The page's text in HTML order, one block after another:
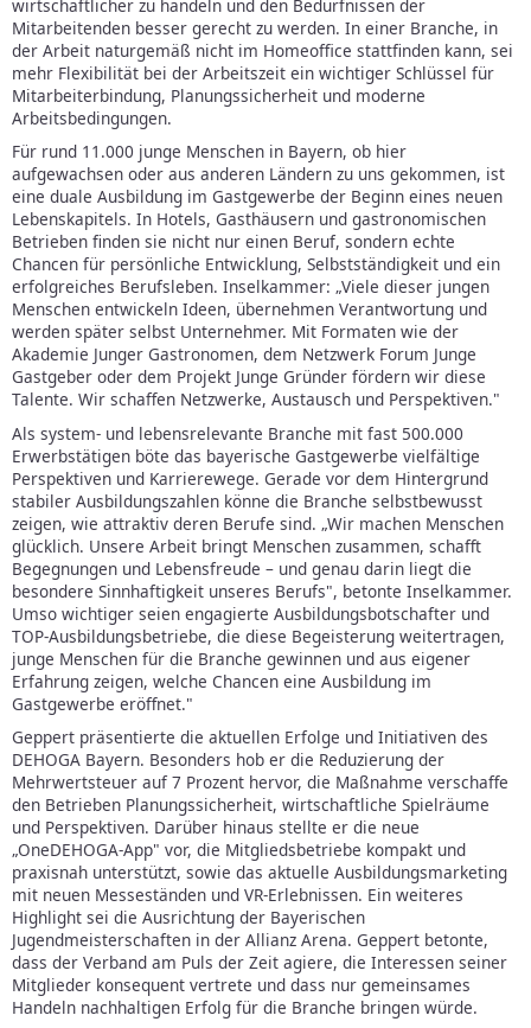
wirtschaftlicher zu handeln und den Bedürfnissen der
Mitarbeitenden besser gerecht zu werden. In einer Branche, in
der Arbeit naturgemäß nicht im Homeoffice stattfinden kann, sei
mehr Flexibilität bei der Arbeitszeit ein wichtiger Schlüssel für
Mitarbeiterbindung, Planungssicherheit und moderne
Arbeitsbedingungen.
Für rund 11.000 junge Menschen in Bayern, ob hier
aufgewachsen oder aus anderen Ländern zu uns gekommen, ist
eine duale Ausbildung im Gastgewerbe der Beginn eines neuen
Lebenskapitels. In Hotels, Gasthäusern und gastronomischen
Betrieben finden sie nicht nur einen Beruf, sondern echte
Chancen für persönliche Entwicklung, Selbstständigkeit und ein
erfolgreiches Berufsleben. Inselkammer: „Viele dieser jungen
Menschen entwickeln Ideen, übernehmen Verantwortung und
werden später selbst Unternehmer. Mit Formaten wie der
Akademie Junger Gastronomen, dem Netzwerk Forum Junge
Gastgeber oder dem Projekt Junge Gründer fördern wir diese
Talente. Wir schaffen Netzwerke, Austausch und Perspektiven."
Als system- und lebensrelevante Branche mit fast 500.000
Erwerbstätigen böte das bayerische Gastgewerbe vielfältige
Perspektiven und Karrierewege. Gerade vor dem Hintergrund
stabiler Ausbildungszahlen könne die Branche selbstbewusst
zeigen, wie attraktiv deren Berufe sind. „Wir machen Menschen
glücklich. Unsere Arbeit bringt Menschen zusammen, schafft
Begegnungen und Lebensfreude – und genau darin liegt die
besondere Sinnhaftigkeit unseres Berufs", betonte Inselkammer.
Umso wichtiger seien engagierte Ausbildungsbotschafter und
TOP-Ausbildungsbetriebe, die diese Begeisterung weitertragen,
junge Menschen für die Branche gewinnen und aus eigener
Erfahrung zeigen, welche Chancen eine Ausbildung im
Gastgewerbe eröffnet."
Geppert präsentierte die aktuellen Erfolge und Initiativen des
DEHOGA Bayern. Besonders hob er die Reduzierung der
Mehrwertsteuer auf 7 Prozent hervor, die Maßnahme verschaffe
den Betrieben Planungssicherheit, wirtschaftliche Spielräume
und Perspektiven. Darüber hinaus stellte er die neue
„OneDEHOGA-App" vor, die Mitgliedsbetriebe kompakt und
praxisnah unterstützt, sowie das aktuelle Ausbildungsmarketing
mit neuen Messeständen und VR-Erlebnissen. Ein weiteres
Highlight sei die Ausrichtung der Bayerischen
Jugendmeisterschaften in der Allianz Arena. Geppert betonte,
dass der Verband am Puls der Zeit agiere, die Interessen seiner
Mitglieder konsequent vertrete und dass nur gemeinsames
Handeln nachhaltigen Erfolg für die Branche bringen würde.